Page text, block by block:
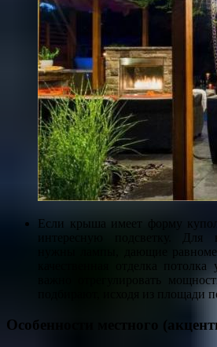
Если крыша имеет форму
интересную подсветку. Для
нужны лампы, дающие
качественная отделка
важно отрегулировать
подбирают, исходя из площади
Особенности местного